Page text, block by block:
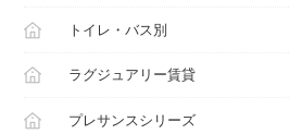
トイレ・バス別
ラグジュアリー賃貸
プレサンスシリーズ